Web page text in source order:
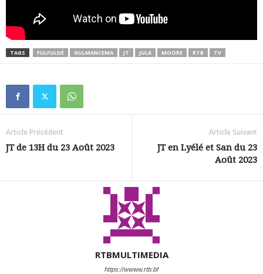
TAGS FULFULDÉ GULMANCEMA JT JULA MOORE RTB TV
Article Précédent
JT de 13H du 23 Août 2023
Article Suivant
JT en Lyélé et San du 23
Août 2023
RTBMULTIMEDIA
https://wwww.rtb.bf